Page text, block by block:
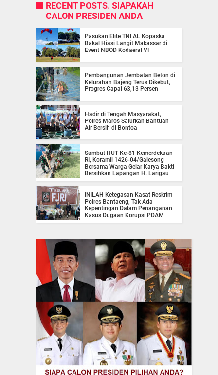
RECENT POSTS. SIAPAKAH
CALON PRESIDEN ANDA
Pasukan Elite TNI AL Kopaska
Bakal Hiasi Langit Makassar di
Event NBOD Kodaeral VI
Pembangunan Jembatan Beton di
Kelurahan Bajeng Terus Dikebut,
Progres Capai 63,13 Persen
Hadir di Tengah Masyarakat,
Polres Maros Salurkan Bantuan
Air Bersih di Bontoa
Sambut HUT Ke-81 Kemerdekaan
RI, Koramil 1426-04/Galesong
Bersama Warga Gelar Karya Bakti
Bersihkan Lapangan H. Larigau
INILAH Ketegasan Kasat Reskrim
Polres Bantaeng, Tak Ada
Kepentingan Dalam Penanganan
Kasus Dugaan Korupsi PDAM